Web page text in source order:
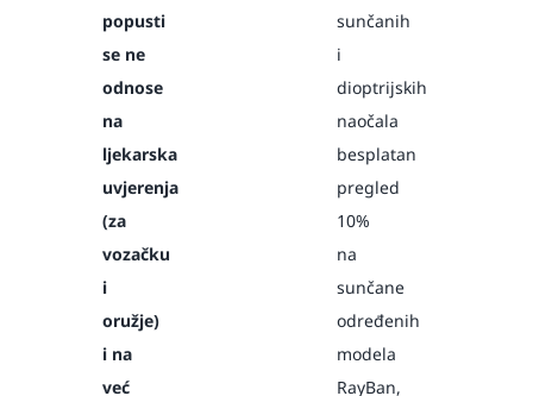
popusti
se ne
odnose
na
ljekarska
uvjerenja
(za
vozačku
i
oružje)
i na
već
sunčanih
i
dioptrijskih
naočala
besplatan
pregled
10%
na
sunčane
određenih
modela
RayBan,